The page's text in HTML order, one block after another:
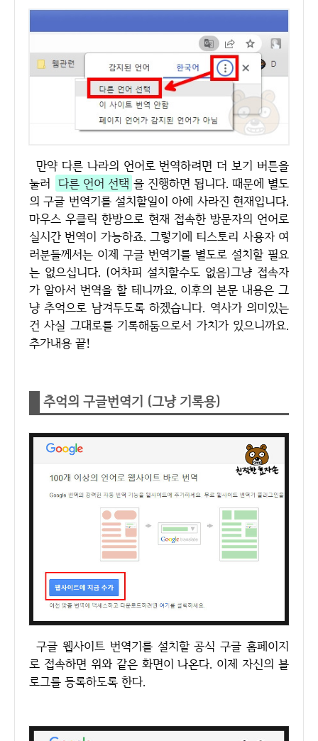
만약 다른 나라의 언어로 번역하려면 더 보기 버튼을
눌러 다른 언어 선택 을 진행하면 됩니다. 때문에 별도
의 구글 번역기를 설치할일이 아예 사라진 현재입니다.
마우스 우클릭 한방으로 현재 접속한 방문자의 언어로
실시간 번역이 가능하죠. 그렇기에 티스토리 사용자 여
러분들께서는 이제 구글 번역기를 별도로 설치할 필요
는 없으십니다. (어차피 설치할수도 없음)그냥 접속자
가 알아서 번역을 할 테니까요. 이후의 본문 내용은 그
냥 추억으로 남겨두도록 하겠습니다. 역사가 의미있는
건 사실 그대로를 기록해둠으로서 가치가 있으니까요.
추가내용 끝!
추억의 구글번역기 (그냥 기록용)
구글 웹사이트 번역기를 설치할 공식 구글 홈페이지
로 접속하면 위와 같은 화면이 나온다. 이제 자신의 블
로그를 등록하도록 한다.